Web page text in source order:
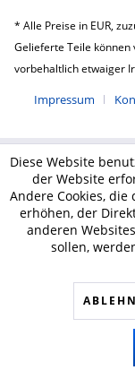
* Alle Preise in EUR,
Gelieferte Teile können
vorbehaltlich etwaiger
Impressum
Diese Website
der Website
Andere Cookies,
erhöhen, der
anderen
sollen,